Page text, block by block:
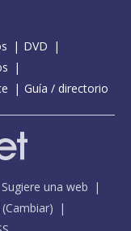
DVD
Guía / directorio
Sugiere una web
(Cambiar)